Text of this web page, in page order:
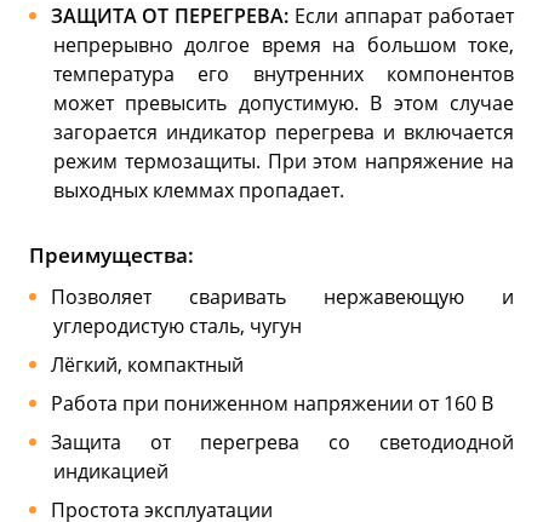
ЗАЩИТА ОТ ПЕРЕГРЕВА: Если аппарат работает
непрерывно долгое время на большом токе,
температура его внутренних компонентов
может превысить допустимую. В этом случае
загорается индикатор перегрева и включается
режим термозащиты. При этом напряжение на
выходных клеммах пропадает.
Преимущества:
Позволяет сваривать нержавеющую и
углеродистую сталь, чугун
Лёгкий, компактный
Работа при пониженном напряжении от 160 В
Защита от перегрева со светодиодной
индикацией
Простота эксплуатации